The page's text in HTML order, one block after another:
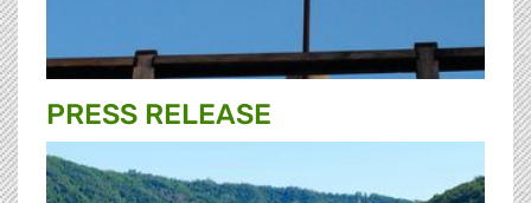
PRESS RELEASE